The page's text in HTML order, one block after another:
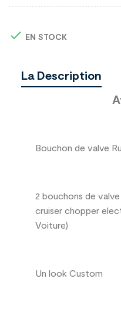
 EN STOCK
La Description
Bouchon de valve
2 bouchons de
cruiser chopper
Voiture)
Un look Custom